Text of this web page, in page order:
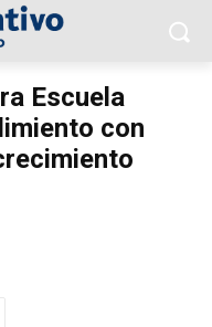
Escuela
con